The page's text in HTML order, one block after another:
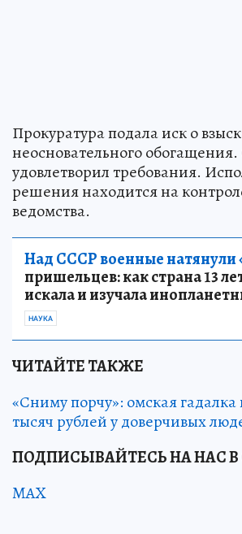
Прокуратура подала иск о
неосновательного
удовлетворил требования.
решения находится на
ведомства.
Над СССР военные натянули
пришельцев: как страна 13
искала и изучала
НАУКА
ЧИТАЙТЕ ТАКЖЕ
«Сниму порчу»: омская
тысяч рублей у доверчивых
ПОДПИСЫВАЙТЕСЬ НА НАС В
MAX